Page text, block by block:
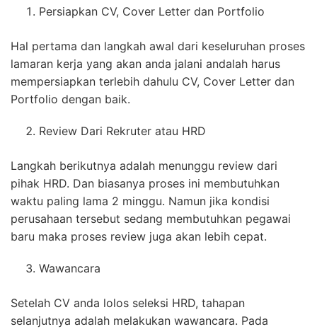
Persiapkan CV, Cover Letter dan Portfolio
Hal pertama dan langkah awal dari keseluruhan proses
lamaran kerja yang akan anda jalani andalah harus
mempersiapkan terlebih dahulu CV, Cover Letter dan
Portfolio dengan baik.
Review Dari Rekruter atau HRD
Langkah berikutnya adalah menunggu review dari
pihak HRD. Dan biasanya proses ini membutuhkan
waktu paling lama 2 minggu. Namun jika kondisi
perusahaan tersebut sedang membutuhkan pegawai
baru maka proses review juga akan lebih cepat.
Wawancara
Setelah CV anda lolos seleksi HRD, tahapan
selanjutnya adalah melakukan wawancara. Pada